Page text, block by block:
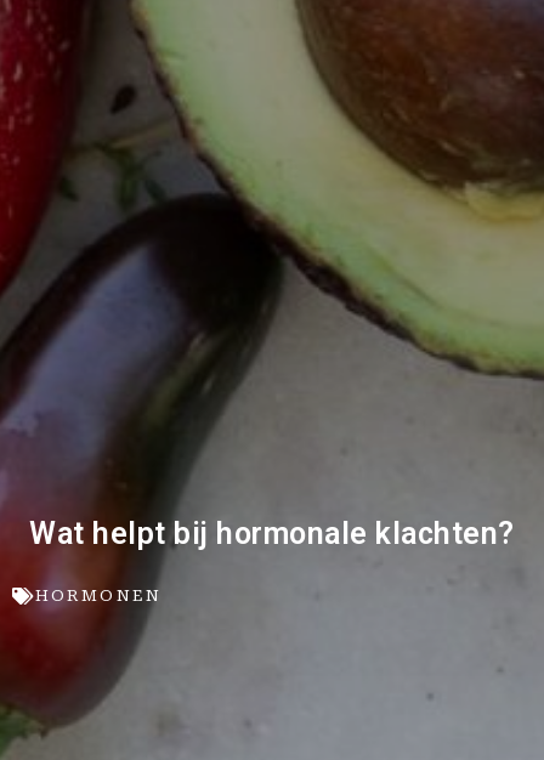
Wat helpt bij hormonale klachten?
HORMONEN